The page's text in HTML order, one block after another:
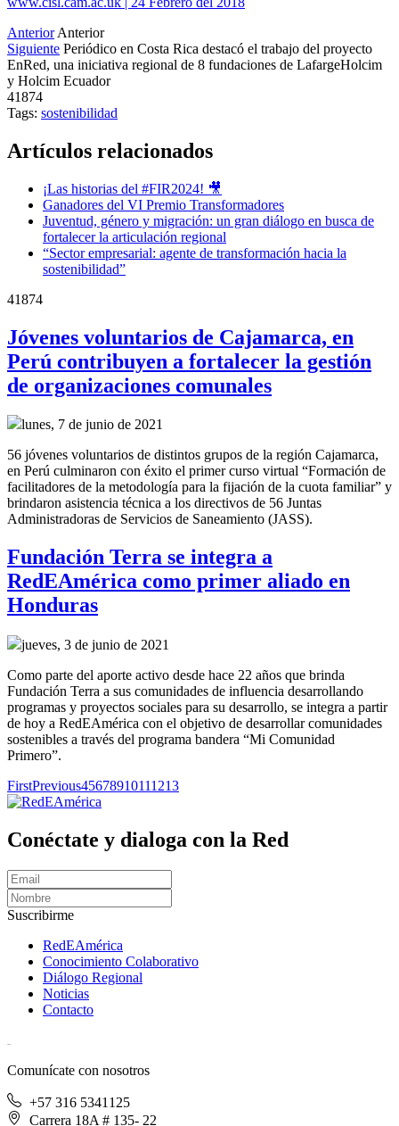
Anterior Anterior
Siguiente Periódico en Costa Rica destacó el trabajo del proyecto
EnRed, una iniciativa regional de 8 fundaciones de LafargeHolcim
y Holcim Ecuador
41874
Tags: sostenibilidad
Artículos relacionados
¡Las historias del #FIR2024! 🎥
Ganadores del VI Premio Transformadores
Juventud, género y migración: un gran diálogo en busca de
fortalecer la articulación regional
“Sector empresarial: agente de transformación hacia la
sostenibilidad”
41874
Jóvenes voluntarios de Cajamarca, en
Perú contribuyen a fortalecer la gestión
de organizaciones comunales
lunes, 7 de junio de 2021
56 jóvenes voluntarios de distintos grupos de la región Cajamarca,
en Perú culminaron con éxito el primer curso virtual “Formación de
facilitadores de la metodología para la fijación de la cuota familiar” y
brindaron asistencia técnica a los directivos de 56 Juntas
Administradoras de Servicios de Saneamiento (JASS).
Fundación Terra se integra a
RedEAmérica como primer aliado en
Honduras
jueves, 3 de junio de 2021
Como parte del aporte activo desde hace 22 años que brinda
Fundación Terra a sus comunidades de influencia desarrollando
programas y proyectos sociales para su desarrollo, se integra a partir
de hoy a RedEAmérica con el objetivo de desarrollar comunidades
sostenibles a través del programa bandera “Mi Comunidad
Primero”.
FirstPrevious45678910111213
Conéctate y dialoga con la Red
Suscribirme
RedEAmérica
Conocimiento Colaborativo
Diálogo Regional
Noticias
Contacto
Comunícate con nosotros
+57 316 5341125
Carrera 18A # 135- 22